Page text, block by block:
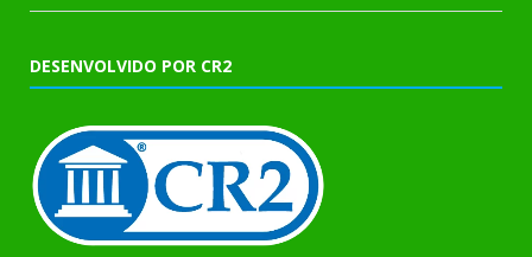
DESENVOLVIDO POR CR2